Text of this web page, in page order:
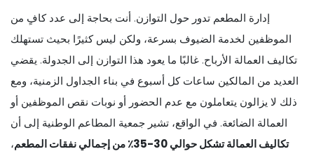
إدارة المطعم تدور حول التوازن. أنت بحاجة إلى عدد كافٍ من
الموظفين لخدمة الضيوف بسرعة، ولكن ليس كثيرًا بحيث تستهلك
تكاليف العمالة الأرباح. غالبًا ما يعود هذا التوازن إلى الجدولة. يقضي
العديد من المالكين ساعات كل أسبوع في بناء الجداول الزمنية، ومع
ذلك لا يزالون يتعاملون مع عدم الحضور أو نوبات نقص الموظفين أو
العمالة الضائعة. في الواقع، تشير جمعية المطاعم الوطنية إلى أن
تكاليف العمالة تشكل حوالي 30-35٪ من إجمالي نفقات المطعم
،